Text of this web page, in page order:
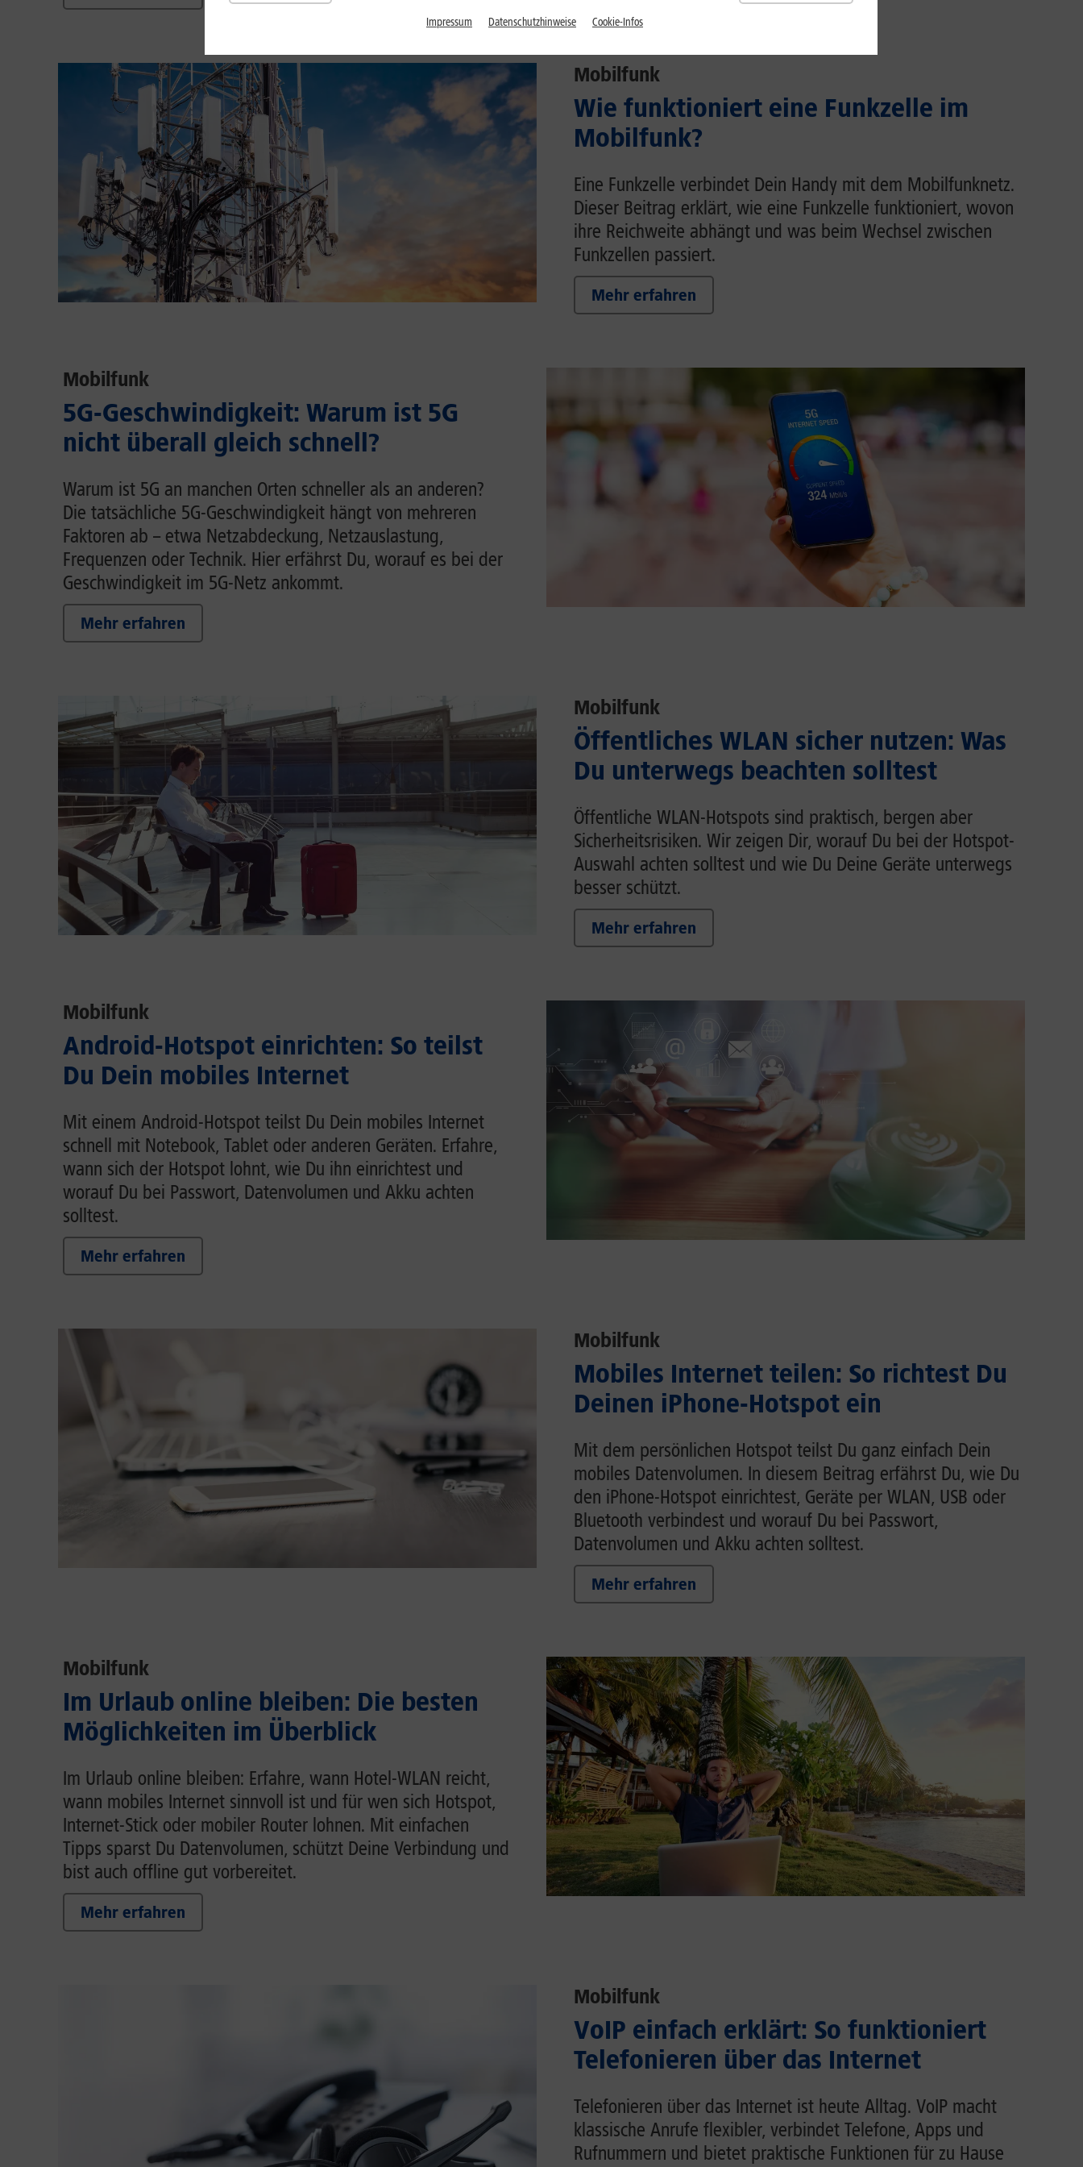
Mobilfunk
Wie funktioniert eine Funkzelle im
Mobilfunk?
Eine Funkzelle verbindet Dein Handy mit dem Mobilfunknetz.
Dieser Beitrag erklärt, wie eine Funkzelle funktioniert, wovon
ihre Reichweite abhängt und was beim Wechsel zwischen
Funkzellen passiert.
Mehr erfahren
Mobilfunk
5G-Geschwindigkeit: Warum ist 5G
nicht überall gleich schnell?
Warum ist 5G an manchen Orten schneller als an anderen?
Die tatsächliche 5G-Geschwindigkeit hängt von mehreren
Faktoren ab – etwa Netzabdeckung, Netzauslastung,
Frequenzen oder Technik. Hier erfährst Du, worauf es bei der
Geschwindigkeit im 5G-Netz ankommt.
Mehr erfahren
Mobilfunk
Öffentliches WLAN sicher nutzen: Was
Du unterwegs beachten solltest
Öffentliche WLAN-Hotspots sind praktisch, bergen aber
Sicherheitsrisiken. Wir zeigen Dir, worauf Du bei der Hotspot-
Auswahl achten solltest und wie Du Deine Geräte unterwegs
besser schützt.
Mehr erfahren
Mobilfunk
Android-Hotspot einrichten: So teilst
Du Dein mobiles Internet
Mit einem Android-Hotspot teilst Du Dein mobiles Internet
schnell mit Notebook, Tablet oder anderen Geräten. Erfahre,
wann sich der Hotspot lohnt, wie Du ihn einrichtest und
worauf Du bei Passwort, Datenvolumen und Akku achten
solltest.
Mehr erfahren
Mobilfunk
Mobiles Internet teilen: So richtest Du
Deinen iPhone-Hotspot ein
Mit dem persönlichen Hotspot teilst Du ganz einfach Dein
mobiles Datenvolumen. In diesem Beitrag erfährst Du, wie Du
den iPhone-Hotspot einrichtest, Geräte per WLAN, USB oder
Bluetooth verbindest und worauf Du bei Passwort,
Datenvolumen und Akku achten solltest.
Mehr erfahren
Mobilfunk
Im Urlaub online bleiben: Die besten
Möglichkeiten im Überblick
Im Urlaub online bleiben: Erfahre, wann Hotel-WLAN reicht,
wann mobiles Internet sinnvoll ist und für wen sich Hotspot,
Internet-Stick oder mobiler Router lohnen. Mit einfachen
Tipps sparst Du Datenvolumen, schützt Deine Verbindung und
bist auch offline gut vorbereitet.
Mehr erfahren
Mobilfunk
VoIP einfach erklärt: So funktioniert
Telefonieren über das Internet
Telefonieren über das Internet ist heute Alltag. VoIP macht
klassische Anrufe flexibler, verbindet Telefone, Apps und
Rufnummern und bietet praktische Funktionen für zu Hause
Impressum Datenschutzhinweise Cookie-Infos